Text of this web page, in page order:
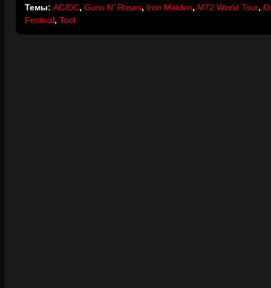
Темы: AC/DC, Guns N' Roses, Iron Maiden, M72 World Tour,
Festival, Tool